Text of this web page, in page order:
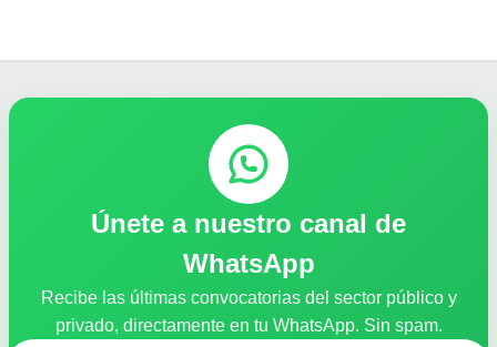
Únete a nuestro canal de
WhatsApp
Recibe las últimas convocatorias del sector público y
privado, directamente en tu WhatsApp. Sin spam.